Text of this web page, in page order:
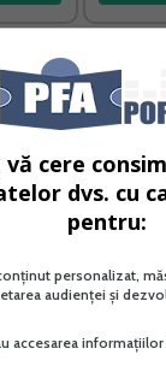
activelor
cere
dvs. cu
pentru:
personalizat,
audienței și
accesarea